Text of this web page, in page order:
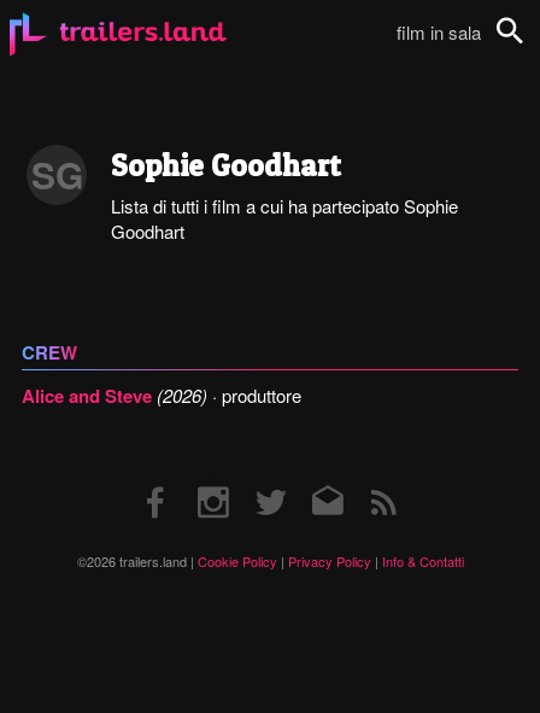
film in sala
SG Sophie Goodhart
Lista di tutti i film a cui ha partecipato Sophie
Goodhart
CREW
Alice and Steve (2026) · produttore
©2026 trailers.land | Cookie Policy | Privacy Policy | Info & Contatti